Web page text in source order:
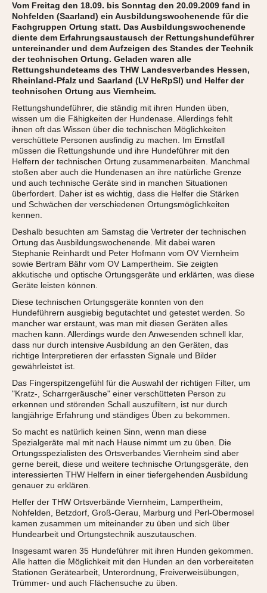
Vom Freitag den 18.09. bis Sonntag den 20.09.2009 fand in
Nohfelden (Saarland) ein Ausbildungswochenende für die
Fachgruppen Ortung statt. Das Ausbildungswochenende
diente dem Erfahrungsaustausch der Rettungshundeführer
untereinander und dem Aufzeigen des Standes der Technik
der technischen Ortung. Geladen waren alle
Rettungshundeteams des THW Landesverbandes Hessen,
Rheinland-Pfalz und Saarland (LV HeRpSl) und Helfer der
technischen Ortung aus Viernheim.
Rettungshundeführer, die ständig mit ihren Hunden üben,
wissen um die Fähigkeiten der Hundenase. Allerdings fehlt
ihnen oft das Wissen über die technischen Möglichkeiten
verschüttete Personen ausfindig zu machen. Im Ernstfall
müssen die Rettungshunde und ihre Hundeführer mit den
Helfern der technischen Ortung zusammenarbeiten. Manchmal
stoßen aber auch die Hundenasen an ihre natürliche Grenze
und auch technische Geräte sind in manchen Situationen
überfordert. Daher ist es wichtig, dass die Helfer die Stärken
und Schwächen der verschiedenen Ortungsmöglichkeiten
kennen.
Deshalb besuchten am Samstag die Vertreter der technischen
Ortung das Ausbildungswochenende. Mit dabei waren
Stephanie Reinhardt und Peter Hofmann vom OV Viernheim
sowie Bertram Bähr vom OV Lampertheim. Sie zeigten
akkutische und optische Ortungsgeräte und erklärten, was diese
Geräte leisten können.
Diese technischen Ortungsgeräte konnten von den
Hundeführern ausgiebig begutachtet und getestet werden. So
mancher war erstaunt, was man mit diesen Geräten alles
machen kann. Allerdings wurde den Anwesenden schnell klar,
dass nur durch intensive Ausbildung an den Geräten, das
richtige Interpretieren der erfassten Signale und Bilder
gewährleistet ist.
Das Fingerspitzengefühl für die Auswahl der richtigen Filter, um
"Kratz-, Scharrgeräusche" einer verschütteten Person zu
erkennen und störenden Schall auszufiltern, ist nur durch
langjährige Erfahrung und ständiges Üben zu bekommen.
So macht es natürlich keinen Sinn, wenn man diese
Spezialgeräte mal mit nach Hause nimmt um zu üben. Die
Ortungsspezialisten des Ortsverbandes Viernheim sind aber
gerne bereit, diese und weitere technische Ortungsgeräte, den
interessierten THW Helfern in einer tiefergehenden Ausbildung
genauer zu erklären.
Helfer der THW Ortsverbände Viernheim, Lampertheim,
Nohfelden, Betzdorf, Groß-Gerau, Marburg und Perl-Obermosel
kamen zusammen um miteinander zu üben und sich über
Hundearbeit und Ortungstechnik auszutauschen.
Insgesamt waren 35 Hundeführer mit ihren Hunden gekommen.
Alle hatten die Möglichkeit mit den Hunden an den vorbereiteten
Stationen Gerätearbeit, Unterordnung, Freiverweisübungen,
Trümmer- und auch Flächensuche zu üben.